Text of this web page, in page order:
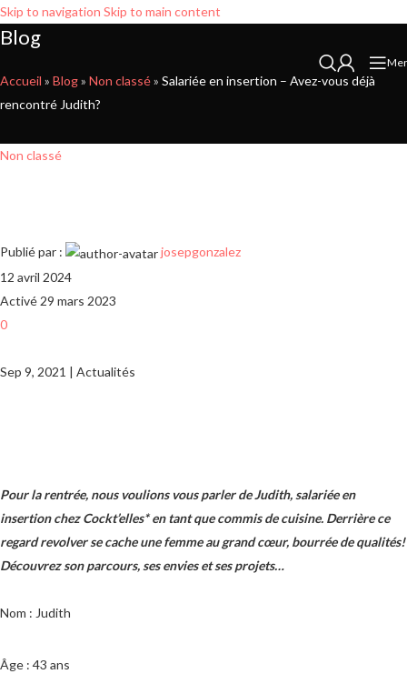
Skip to navigation Skip to main content
Blog
Accueil » Blog» Non classé» Salariée en insertion – Avez-vous déjà
rencontré Judith?
Non classé
Publié par :
josepgonzalez
12 avril 2024
Activé 29 mars 2023
0
Sep 9, 2021 | Actualités
Pour la rentrée, nous voulions vous parler de Judith, salariée en
insertion chez Cockt’elles* en tant que commis de cuisine. Derrière ce
regard revolver se cache une femme au grand cœur, bourrée de qualités!
Découvrez son parcours, ses envies et ses projets…
Nom : Judith
Âge : 43 ans